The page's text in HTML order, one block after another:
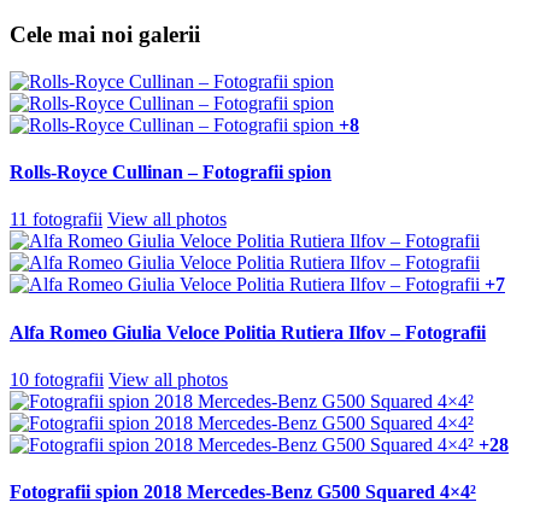
Cele mai noi galerii
+8
Rolls-Royce Cullinan – Fotografii spion
11 fotografii View all photos
+7
Alfa Romeo Giulia Veloce Politia Rutiera Ilfov – Fotografii
10 fotografii View all photos
+28
Fotografii spion 2018 Mercedes-Benz G500 Squared 4×4²